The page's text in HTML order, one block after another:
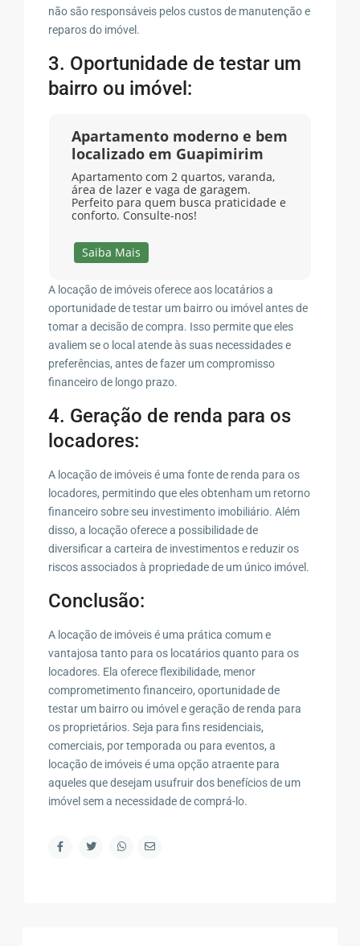
não são responsáveis pelos custos de manutenção e
reparos do imóvel.
3. Oportunidade de testar um
bairro ou imóvel:
Apartamento moderno e bem
localizado em Guapimirim
Apartamento com 2 quartos, varanda,
área de lazer e vaga de garagem.
Perfeito para quem busca praticidade e
conforto. Consulte-nos!
Saiba Mais
A locação de imóveis oferece aos locatários a
oportunidade de testar um bairro ou imóvel antes de
tomar a decisão de compra. Isso permite que eles
avaliem se o local atende às suas necessidades e
preferências, antes de fazer um compromisso
financeiro de longo prazo.
4. Geração de renda para os
locadores:
A locação de imóveis é uma fonte de renda para os
locadores, permitindo que eles obtenham um retorno
financeiro sobre seu investimento imobiliário. Além
disso, a locação oferece a possibilidade de
diversificar a carteira de investimentos e reduzir os
riscos associados à propriedade de um único imóvel.
Conclusão:
A locação de imóveis é uma prática comum e
vantajosa tanto para os locatários quanto para os
locadores. Ela oferece flexibilidade, menor
comprometimento financeiro, oportunidade de
testar um bairro ou imóvel e geração de renda para
os proprietários. Seja para fins residenciais,
comerciais, por temporada ou para eventos, a
locação de imóveis é uma opção atraente para
aqueles que desejam usufruir dos benefícios de um
imóvel sem a necessidade de comprá-lo.